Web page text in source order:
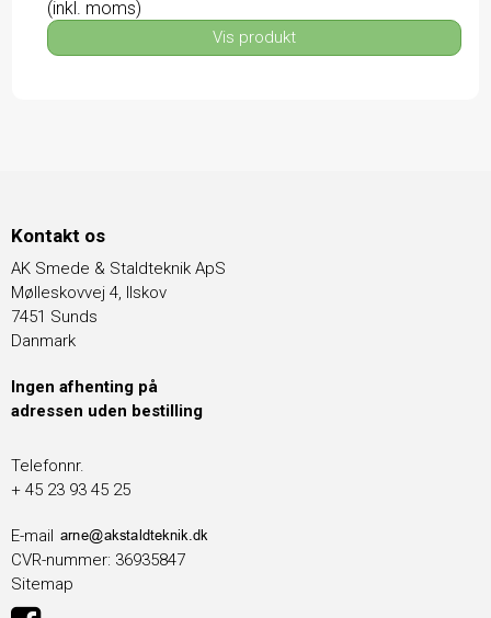
(inkl. moms)
Vis produkt
Kontakt os
AK Smede & Staldteknik ApS
Mølleskovvej 4, Ilskov
7451 Sunds
Danmark
Ingen afhenting på
adressen uden bestilling
Telefonnr.
+ 45 23 93 45 25
E-mail
CVR-nummer: 36935847
Sitemap